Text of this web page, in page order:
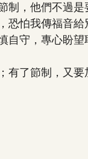
制，他們不過
恐怕我傳福音給
自守，專心盼
有了節制，又